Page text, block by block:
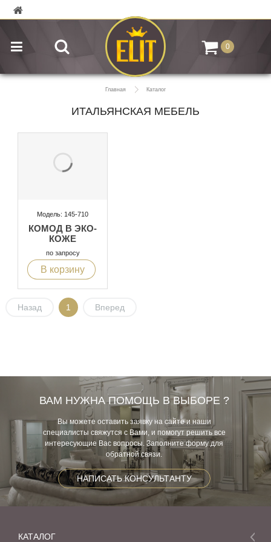
0
Главная Каталог
ИТАЛЬЯНСКАЯ МЕБЕЛЬ
Модель: 145-710
КОМОД В ЭКО-
КОЖЕ
по запросу
В корзину
Назад 1 Вперед
ВАМ НУЖНА ПОМОЩЬ В ВЫБОРЕ ?
Вы можете оставить заявку на сайте и наши
специалисты свяжутся с Вами, и помогут решить все
интересующие Вас вопросы. Заполните форму для
обратной связи.
НАПИСАТЬ КОНСУЛЬТАНТУ
КАТАЛОГ